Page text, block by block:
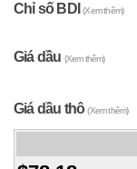
Chỉ số BDI(Xem thêm)
Giá dầu (Xem thêm)
Giá dầu thô(Xem thêm)